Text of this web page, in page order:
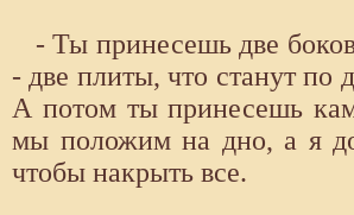
- Ты принесешь две
- две плиты, что станут по
А потом ты принесешь
мы положим на дно, а я
чтобы накрыть все.